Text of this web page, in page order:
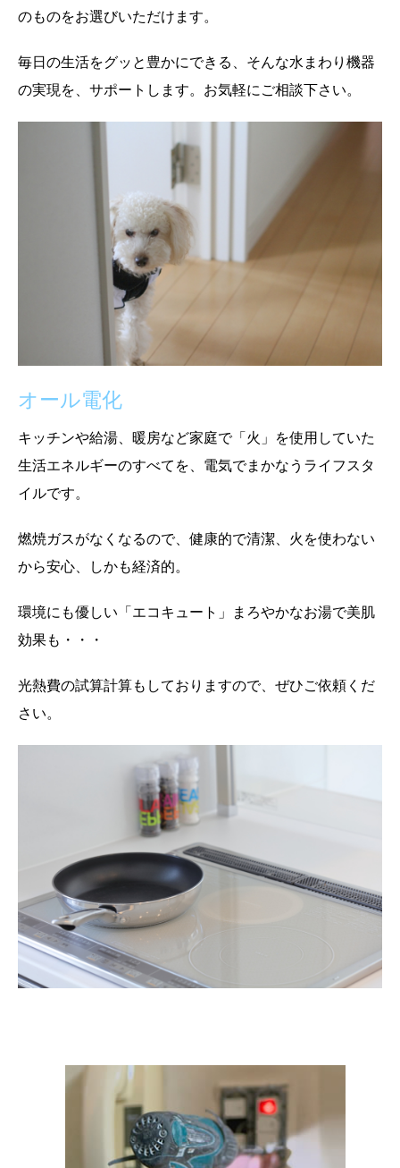
のものをお選びいただけます。
毎日の生活をグッと豊かにできる、そんな水まわり機器
の実現を、サポートします。お気軽にご相談下さい。
オール電化
キッチンや給湯、暖房など家庭で「火」を使用していた
生活エネルギーのすべてを、電気でまかなうライフスタ
イルです。
燃焼ガスがなくなるので、健康的で清潔、火を使わない
から安心、しかも経済的。
環境にも優しい「エコキュート」まろやかなお湯で美肌
効果も・・・
光熱費の試算計算もしておりますので、ぜひご依頼くだ
さい。